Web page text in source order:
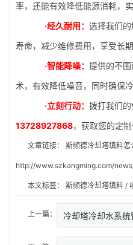
率，还能有效降低能源消耗，实
·经久耐用： 选择我们
寿命，减少维修费用，享受长
·智能降噪： 提供的不
术，有效降低噪音，同时确保
·立刻行动： 拨打我们的
13728927868，获取您的定制
文章链接： 斯频德冷却塔填料
http://www.szkangming.com/
本文标签： 斯频德冷却塔填料 /
上一篇：